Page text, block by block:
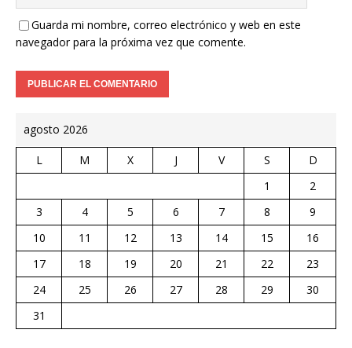
Guarda mi nombre, correo electrónico y web en este
navegador para la próxima vez que comente.
agosto 2026
L M X J V S
D
1
2
3
4 5 6 7 8
9
10
11 12 13 14 15
16
17
18 19 20 21 22
23
24
25 26 27 28 29
30
31